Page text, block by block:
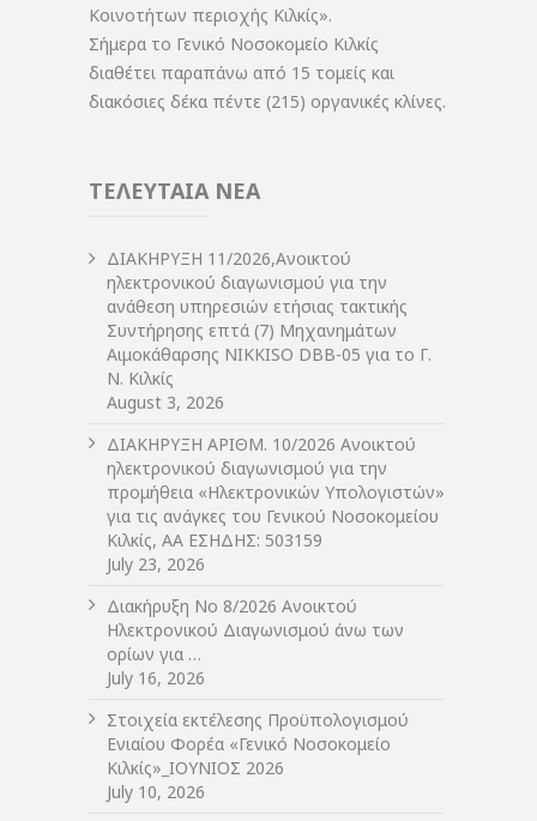
Κοινοτήτων περιοχής Κιλκίς».
Σήμερα το Γενικό Νοσοκομείο Κιλκίς
διαθέτει παραπάνω από 15 τομείς και
διακόσιες δέκα πέντε (215) οργανικές κλίνες.
ΤΕΛΕΥΤΑΙΑ ΝΕΑ
ΔIΑΚΗΡΥΞΗ 11/2026,Ανοικτού
ηλεκτρονικού διαγωνισμού για την
ανάθεση υπηρεσιών ετήσιας τακτικής
Συντήρησης επτά (7) Μηχανημάτων
Αιμοκάθαρσης NIKKISO DBB-05 για το Γ.
Ν. Κιλκίς
August 3, 2026
ΔIΑΚΗΡΥΞΗ ΑΡIΘΜ. 10/2026 Ανοικτού
ηλεκτρονικού διαγωνισμού για την
προμήθεια «Ηλεκτρονικών Υπολογιστών»
για τις ανάγκες του Γενικού Νοσοκομείου
Κιλκίς, ΑΑ ΕΣΗΔΗΣ: 503159
July 23, 2026
Διακήρυξη Νο 8/2026 Ανοικτού
Ηλεκτρονικού Διαγωνισμού άνω των
ορίων για …
July 16, 2026
Στοιχεία εκτέλεσης Προϋπολογισμού
Ενιαίου Φορέα «Γενικό Νοσοκομείο
Κιλκίς»_ΙΟΥΝΙΟΣ 2026
July 10, 2026